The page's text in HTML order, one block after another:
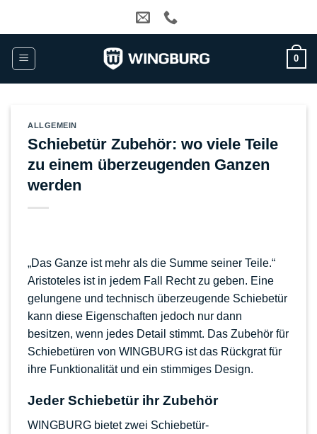
0
ALLGEMEIN
Schiebetür Zubehör: wo viele Teile
zu einem überzeugenden Ganzen
werden
„Das Ganze ist mehr als die Summe seiner Teile.“
Aristoteles ist in jedem Fall Recht zu geben. Eine
gelungene und technisch überzeugende Schiebetür
kann diese Eigenschaften jedoch nur dann
besitzen, wenn jedes Detail stimmt. Das Zubehör für
Schiebetüren von WINGBURG ist das Rückgrat für
ihre Funktionalität und ein stimmiges Design.
Jeder Schiebetür ihr Zubehör
WINGBURG bietet zwei Schiebetür-